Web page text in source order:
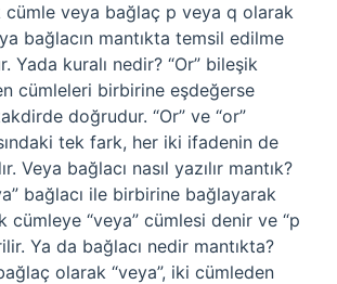
cümle veya bağlaç p veya q olarak
bağlacın mantıkta temsil edilme
Yada kuralı nedir? “Or” bileşik
cümleleri birbirine eşdeğerse
doğrudur. “Or” ve “or”
tek fark, her iki ifadenin de
Veya bağlacı nasıl yazılır mantık?
bağlacı ile birbirine bağlayarak
cümleye “veya” cümlesi denir ve “p
Ya da bağlacı nedir mantıkta?
olarak “veya”, iki cümleden